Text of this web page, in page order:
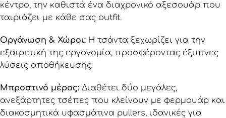
κέντρο, την καθιστά ένα διαχρονικό αξεσουάρ που
ταιριάζει με κάθε σας outfit.
Οργάνωση & Χώροι: Η τσάντα ξεχωρίζει για την
εξαιρετική της εργονομία, προσφέροντας έξυπνες
λύσεις αποθήκευσης:
Μπροστινό μέρος: Διαθέτει δύο μεγάλες,
ανεξάρτητες τσέπες που κλείνουν με φερμουάρ και
διακοσμητικά υφασμάτινα pullers, ιδανικές για